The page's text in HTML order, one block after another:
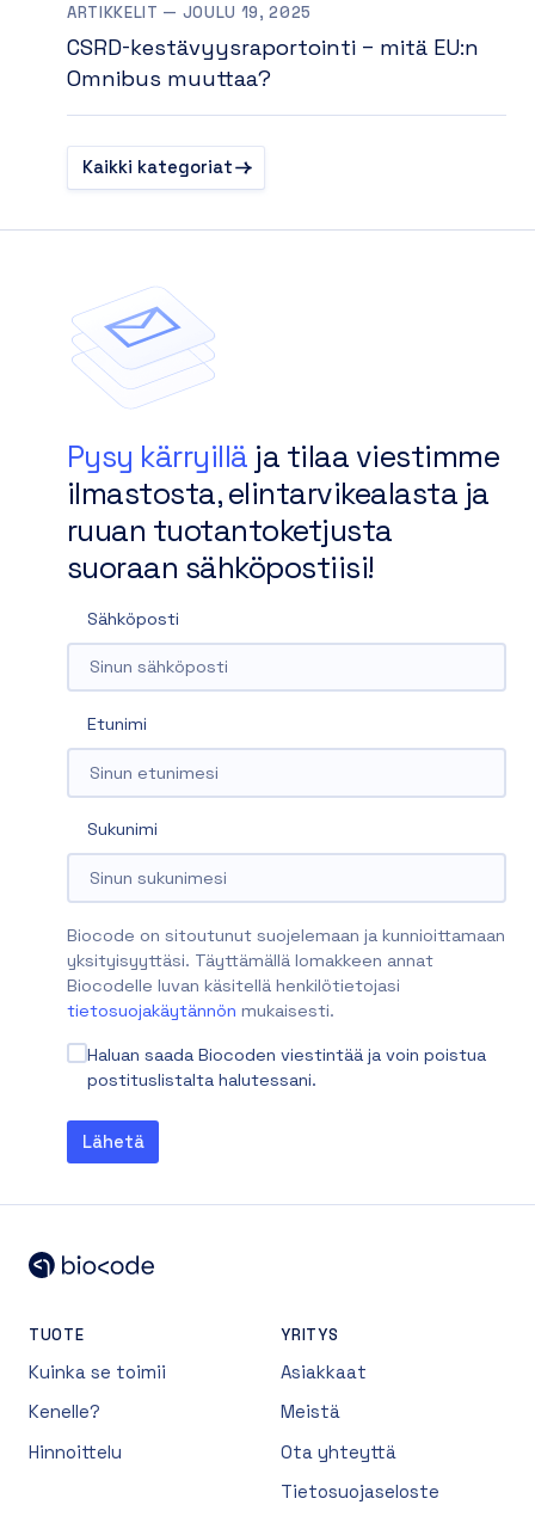
ARTIKKELIT — JOULU 19, 2025
CSRD-kestävyysraportointi – mitä EU:n
Omnibus muuttaa?
Kaikki kategoriat
Pysy kärryillä ja tilaa viestimme
ilmastosta, elintarvikealasta ja
ruuan tuotantoketjusta
suoraan sähköpostiisi!
Sähköposti
Etunimi
Sukunimi
Biocode on sitoutunut suojelemaan ja kunnioittamaan
yksityisyyttäsi. Täyttämällä lomakkeen annat
Biocodelle luvan käsitellä henkilötietojasi
tietosuojakäytännön mukaisesti.
Haluan saada Biocoden viestintää ja voin poistua
postituslistalta halutessani.
TUOTE
Kuinka se toimii
Kenelle?
Hinnoittelu
YRITYS
Asiakkaat
Meistä
Ota yhteyttä
Tietosuojaseloste